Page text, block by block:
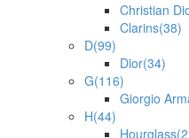
Christian
Clarins(38)
D(99)
Dior(34)
G(116)
Giorgio
H(44)
Hourglass